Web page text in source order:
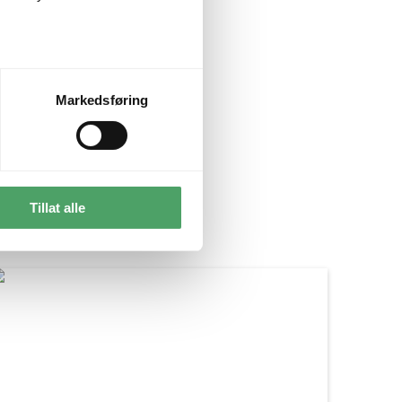
Markedsføring
Tillat alle